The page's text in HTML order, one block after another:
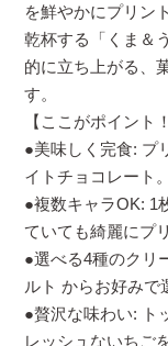
を鮮やかにプリン
乾杯する「くま＆
的に立ち上がる、
す。
【ここがポイント
●美味しく完食: プ
イトチョコレート。
●複数キャラOK: 1
ていても綺麗にプ
●選べる4種のクリ
ルト からお好みで
●贅沢な味わい: ト
レッシュないちご